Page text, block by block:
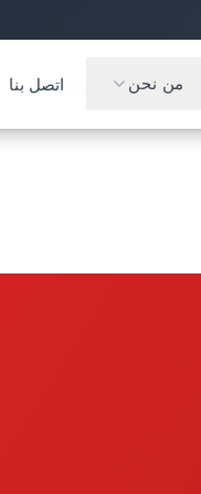
من نحن اتصل بنا من نحن اتصل بنا